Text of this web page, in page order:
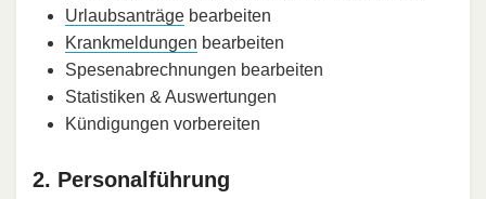
Urlaubsanträge bearbeiten
Krankmeldungen bearbeiten
Spesenabrechnungen bearbeiten
Statistiken & Auswertungen
Kündigungen vorbereiten
2. Personalführung